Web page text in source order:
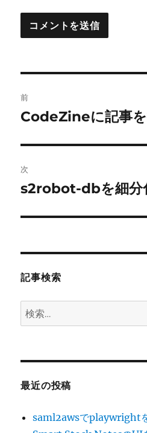
稿
ビ
ゲ
ー
前
前
投
稿:
CodeZineに記事
次
次
投
s2robot-dbを細分
記事検索
検
索:
最近の投稿
saml2awsでplaywright